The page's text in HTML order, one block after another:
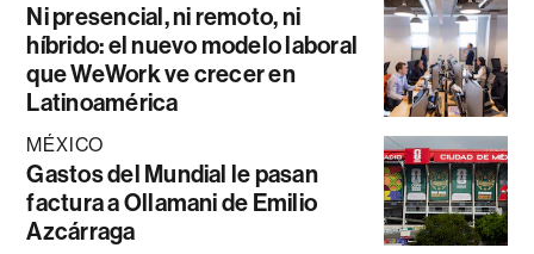
Ni presencial, ni remoto, ni
híbrido: el nuevo modelo laboral
que WeWork ve crecer en
Latinoamérica
MÉXICO
Gastos del Mundial le pasan
factura a Ollamani de Emilio
Azcárraga